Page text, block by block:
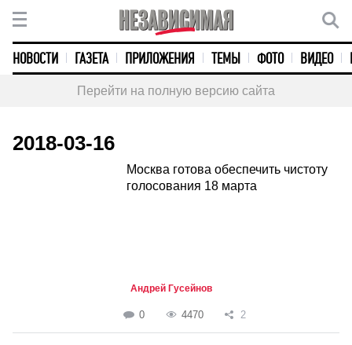
НОВОСТИ ГАЗЕТА ПРИЛОЖЕНИЯ ТЕМЫ ФОТО ВИДЕО
Перейти на полную версию сайта
2018-03-16
Москва готова обеспечить чистоту
голосования 18 марта
Андрей Гусейнов
0 4470 2